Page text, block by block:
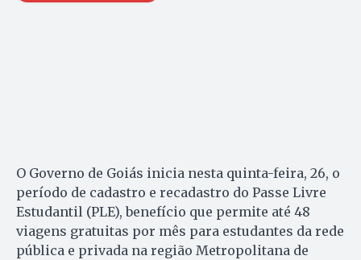
O Governo de Goiás inicia nesta quinta-feira, 26, o
período de cadastro e recadastro do Passe Livre
Estudantil (PLE), benefício que permite até 48
viagens gratuitas por mês para estudantes da rede
pública e privada na região Metropolitana de